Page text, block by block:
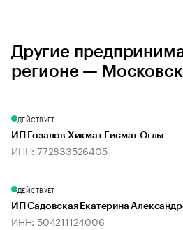
Другие
регионе —
ДЕЙСТВУЕТ
ИП Гозалов Хикмат Гисмат Оглы
ИНН: 772833526405
ДЕЙСТВУЕТ
ИП Садовская Екатерина
ИНН: 504211124006